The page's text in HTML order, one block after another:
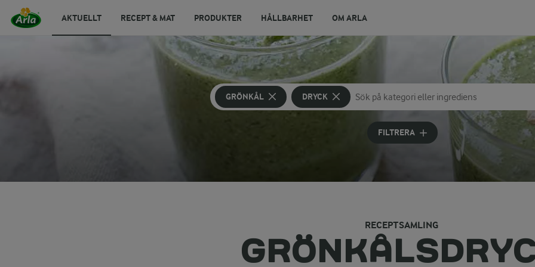
AKTUELLT RECEPT & MAT PRODUKTER HÅLLBARHET OM ARLA
GRÖNKÅL DRYCK
Sök på kategori eller ingrediens
Skriv in sökord för att få förslag
FILTRERA
RECEPTSAMLING